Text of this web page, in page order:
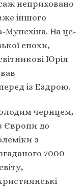
неприховано
іншого
На це-
епохи,
Юрія
із Ездрою.
чернцем,
Європи до
з
7000